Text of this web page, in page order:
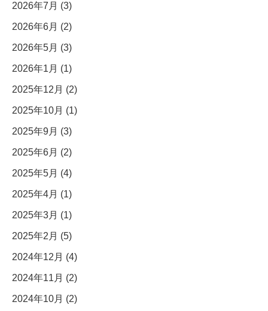
2026年7月 (3)
2026年6月 (2)
2026年5月 (3)
2026年1月 (1)
2025年12月 (2)
2025年10月 (1)
2025年9月 (3)
2025年6月 (2)
2025年5月 (4)
2025年4月 (1)
2025年3月 (1)
2025年2月 (5)
2024年12月 (4)
2024年11月 (2)
2024年10月 (2)